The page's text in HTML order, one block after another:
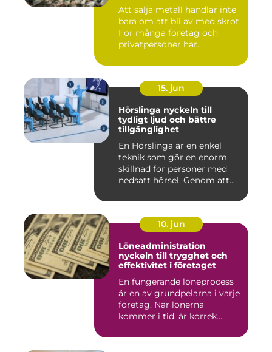
Att sälja metall handlar inte
bara om att bli av med skrot.
För många företag och
privatpersoner har...
15. jun
Hörslinga nyckeln till
tydligt ljud och bättre
tillgänglighet
En Hörslinga är en enkel
teknik som gör en enorm
skillnad för personer med
nedsatt hörsel. Genom att...
10. jun
Löneadministration
nyckeln till trygghet och
effektivitet i företaget
En fungerande löneprocess
är en av grundpelarna i varje
företag. När lönerna
kommer i tid, är korrek...